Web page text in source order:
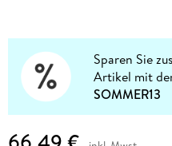
Sparen Sie
Artikel mit
SOMMER13